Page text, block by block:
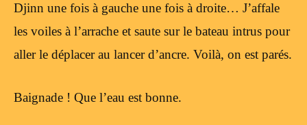
Djinn une fois à gauche une fois à droite… J’affale
les voiles à l’arrache et saute sur le bateau intrus pour
aller le déplacer au lancer d’ancre. Voilà, on est parés.
Baignade ! Que l’eau est bonne.